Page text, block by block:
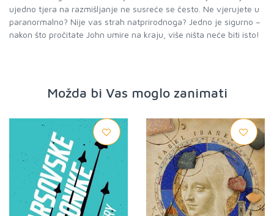
ujedno tjera na razmišljanje ne susreće se često. Ne vjerujete u
paranormalno? Nije vas strah natprirodnoga? Jedno je sigurno –
nakon što pročitate John umire na kraju, više ništa neće biti isto!
Možda bi Vas moglo zanimati